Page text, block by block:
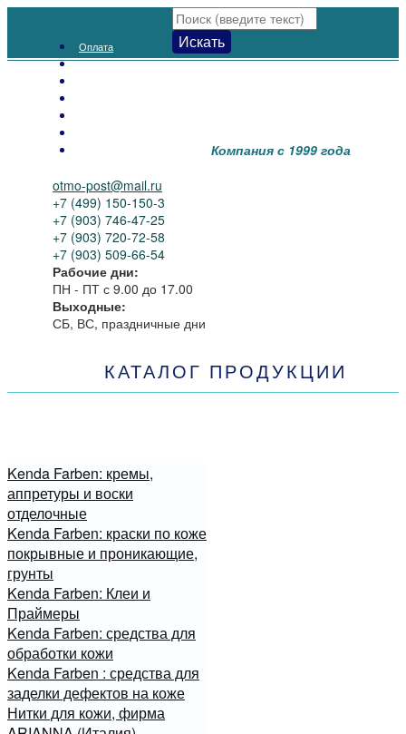
Оплата
Доставка
Искать
Компания с 1999 года
otmo-post@mail.ru
+7 (499) 150-150-3
+7 (903) 746-47-25
+7 (903) 720-72-58
+7 (903) 509-66-54
Рабочие дни:
ПН - ПТ с 9.00 до 17.00
Выходные:
СБ, ВС, праздничные дни
КАТАЛОГ ПРОДУКЦИИ
Kenda Farben: кремы,
аппретуры и воски
отделочные
Kenda Farben: краски по коже
покрывные и проникающие,
грунты
Kenda Farben: Клеи и
Праймеры
Kenda Farben: средства для
обработки кожи
Kenda Farben : средства для
заделки дефектов на коже
Нитки для кожи, фирма